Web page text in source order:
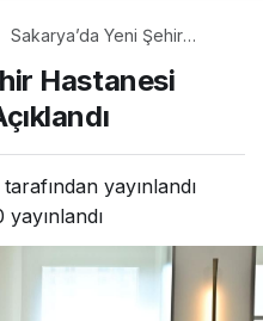
Sakarya’da Yeni Şehir
AçıklandıHastanesi
tarafından yayınlandı
yayınlandı